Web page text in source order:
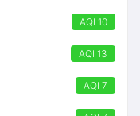
AQI 10
AQI 13
AQI 7